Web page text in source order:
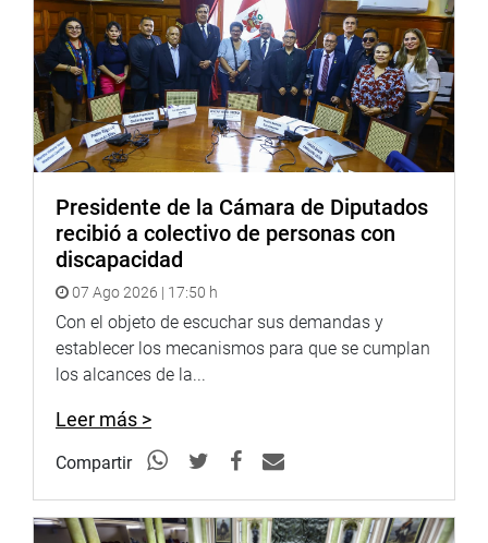
Presidente de la Cámara de Diputados
recibió a colectivo de personas con
discapacidad
07 Ago 2026 | 17:50 h
Con el objeto de escuchar sus demandas y
establecer los mecanismos para que se cumplan
los alcances de la...
Leer más >
Compartir